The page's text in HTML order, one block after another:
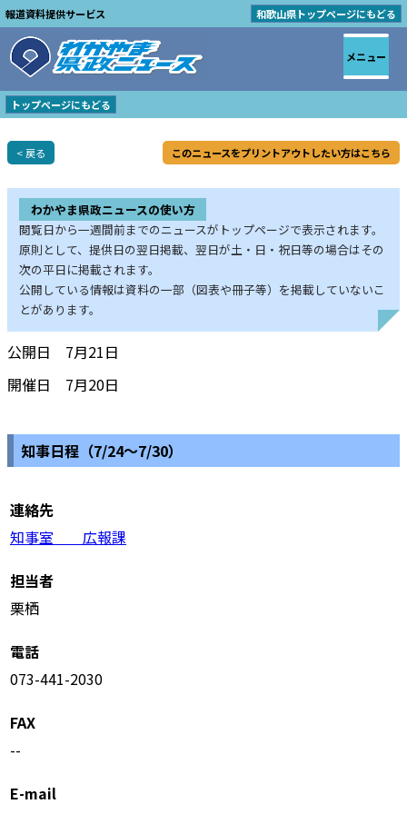
報道資料提供サービス 和歌山県トップページにもどる
トップページにもどる
< 戻る このニュースをプリントアウトしたい方はこちら
わかやま県政ニュースの使い方
閲覧日から一週間前までのニュースがトップページで表示されます。
原則として、提供日の翌日掲載、翌日が土・日・祝日等の場合はその
次の平日に掲載されます。
公開している情報は資料の一部（図表や冊子等）を掲載していないこ
とがあります。
公開日 7月21日
開催日 7月20日
知事日程（7/24～7/30）
連絡先
知事室 広報課
担当者
栗栖
電話
073-441-2030
FAX
--
E-mail
メニュー